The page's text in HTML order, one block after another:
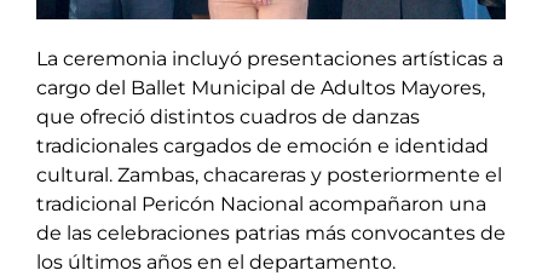
La ceremonia incluyó presentaciones artísticas a
cargo del Ballet Municipal de Adultos Mayores,
que ofreció distintos cuadros de danzas
tradicionales cargados de emoción e identidad
cultural. Zambas, chacareras y posteriormente el
tradicional Pericón Nacional acompañaron una
de las celebraciones patrias más convocantes de
los últimos años en el departamento.